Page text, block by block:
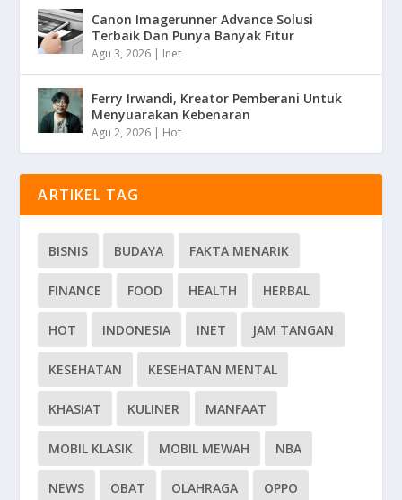
Canon Imagerunner Advance Solusi
Terbaik Dan Punya Banyak Fitur
Agu 3, 2026 | Inet
Ferry Irwandi, Kreator Pemberani Untuk
Menyuarakan Kebenaran
Agu 2, 2026 | Hot
ARTIKEL TAG
BISNIS BUDAYA FAKTA MENARIK
FINANCE FOOD HEALTH HERBAL
HOT INDONESIA INET JAM TANGAN
KESEHATAN KESEHATAN MENTAL
KHASIAT KULINER MANFAAT
MOBIL KLASIK MOBIL MEWAH NBA
NEWS OBAT OLAHRAGA OPPO